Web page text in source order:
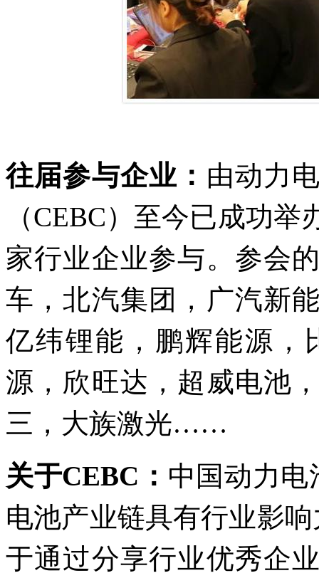
往届参与企业： 由动力
（CEBC）至今已成功
家行业企业参与。参会
车，北汽集团，广汽新
亿纬锂能，鹏辉能源，
源，欣旺达，超威电池
三，大族激光……
关于CEBC： 中国动力电
电池产业链具有行业影
于通过分享行业优秀企